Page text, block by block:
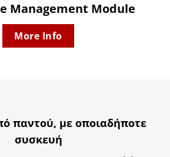
Management Module
More Info
παντού, με οποιαδήποτε
συσκευή